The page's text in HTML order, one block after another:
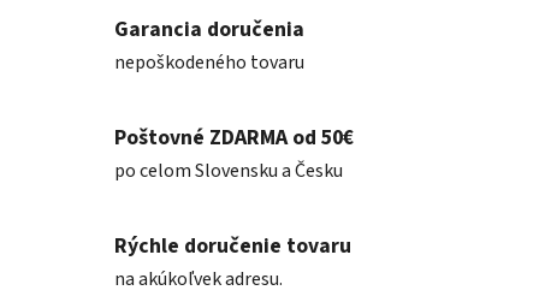
Garancia doručenia
nepoškodeného tovaru
Poštovné ZDARMA od 50€
po celom Slovensku a Česku
Rýchle doručenie tovaru
na akúkoľvek adresu.